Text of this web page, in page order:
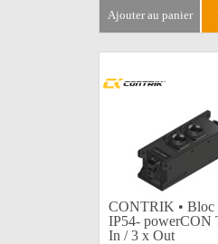
ajouter au panier
CONTRIK • Bloc
IP54- powerCON
In / 3 x Out